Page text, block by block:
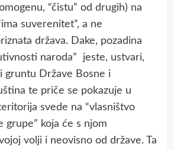
“čistu” od drugih) na
suverenitet”, a ne
država. Dake, pozadina
naroda” jeste, ustvari,
gruntu Države Bosne i
te priče se pokazuje u
svede na “vlasništvo
grupe” koja će s njom
volji i neovisno od države. Ta